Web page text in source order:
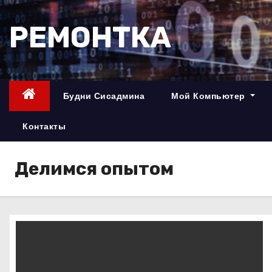
П
р
е
й
с
е
РЕМОНТКА
Будни Сисадмина Мой Компьютер
Контакты
Делимся опытом